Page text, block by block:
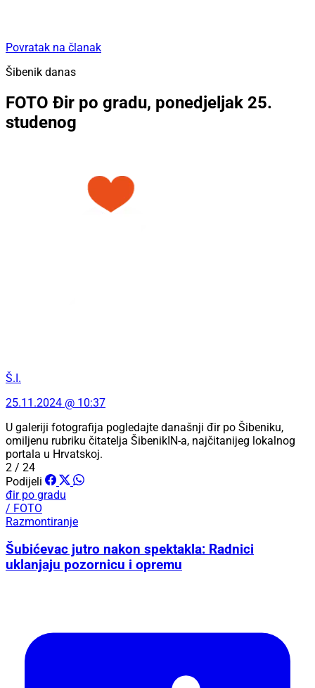
Povratak na članak
Šibenik danas
FOTO Đir po gradu, ponedjeljak 25.
studenog
Š.I.
25.11.2024 @ 10:37
U galeriji fotografija pogledajte današnji đir po Šibeniku,
omiljenu rubriku čitatelja ŠibenikIN-a, najčitanijeg lokalnog
portala u Hrvatskoj.
2 / 24
Podijeli
đir po gradu
/ FOTO
Razmontiranje
Šubićevac jutro nakon spektakla: Radnici
uklanjaju pozornicu i opremu